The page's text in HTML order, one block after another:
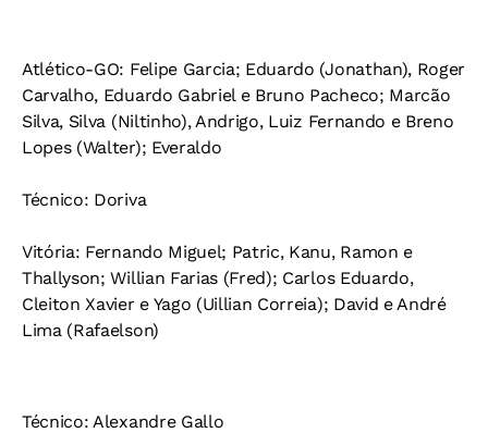
Atlético-GO: Felipe Garcia; Eduardo (Jonathan), Roger
Carvalho, Eduardo Gabriel e Bruno Pacheco; Marcão
Silva, Silva (Niltinho), Andrigo, Luiz Fernando e Breno
Lopes (Walter); Everaldo
Técnico: Doriva
Vitória: Fernando Miguel; Patric, Kanu, Ramon e
Thallyson; Willian Farias (Fred); Carlos Eduardo,
Cleiton Xavier e Yago (Uillian Correia); David e André
Lima (Rafaelson)
Técnico: Alexandre Gallo